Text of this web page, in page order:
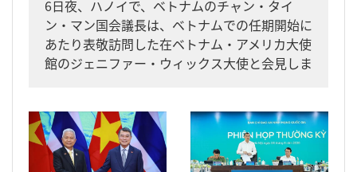
6日夜、ハノイで、ベトナムのチャン・タイ
ン・マン国会議長は、ベトナムでの任期開始に
あたり表敬訪問した在ベトナム・アメリカ大使
館のジェニファー・ウィックス大使と会見しま